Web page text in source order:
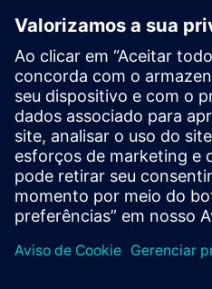
WiTTRA Click-ons
Uma variedade de sensores
sensores estão disponíveis,
adicionar uma variedade
industrial da WiTtra ou de
prontos para uso.
Saiba mais